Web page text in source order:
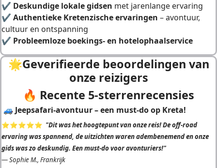
✔ Deskundige lokale gidsen met jarenlange ervaring
✔ Authentieke Kretenzische ervaringen – avontuur,
cultuur en ontspanning
✔ Probleemloze boekings- en hotelophaalservice
🌟Geverifieerde beoordelingen van
onze reizigers
🔥 Recente 5-sterrenrecensies
🚙 Jeepsafari-avontuur – een must-do op Kreta!
⭐️⭐️⭐️⭐️⭐️ "Dit was het hoogtepunt van onze reis! De off-road
ervaring was spannend, de uitzichten waren adembenemend en onze
gids was zo deskundig. Een must-do voor avonturiers!"
—Sophie M., Frankrijk